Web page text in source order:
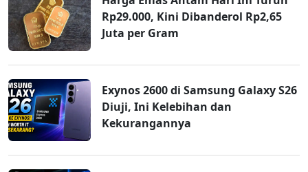
Rp29.000, Kini Dibanderol Rp2,65
Juta per Gram
Exynos 2600 di Samsung Galaxy S26
Diuji, Ini Kelebihan dan
Kekurangannya